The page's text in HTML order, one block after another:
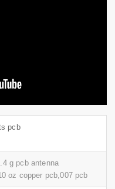
pcb
g pcb antenna
oz copper pcb,007 pcb